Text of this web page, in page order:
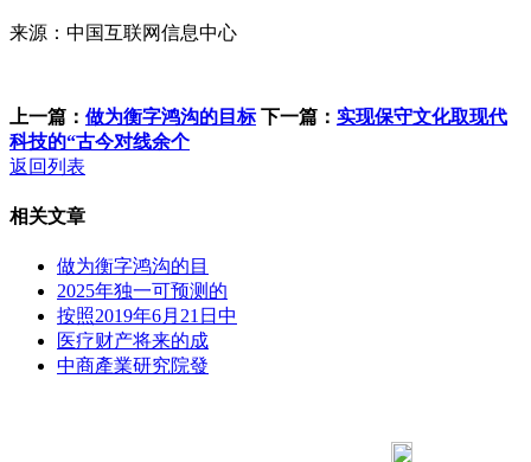
来源：中国互联网信息中心
上一篇： 做为衡字鸿沟的目标 下一篇： 实现保守文化取现代
科技的“古今对线余个
返回列表
相关文章
做为衡字鸿沟的目
2025年独一可预测的
按照2019年6月21日中
医疗财产将来的成
中商產業研究院發